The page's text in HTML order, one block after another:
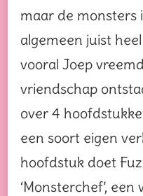
maar de monsters
algemeen juist
vooral Joep
vriendschap
over 4
een soort eigen
hoofdstuk doet
‘Monsterchef’,